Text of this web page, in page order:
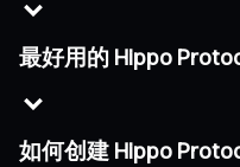
最好用的 Hippo
如何创建 Hippo